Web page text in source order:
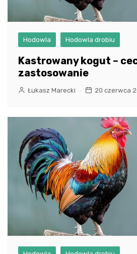
Hodowla Hodowla drobiu
Kastrowany kogut –
zastosowanie
Łukasz Marecki 20 czerwca